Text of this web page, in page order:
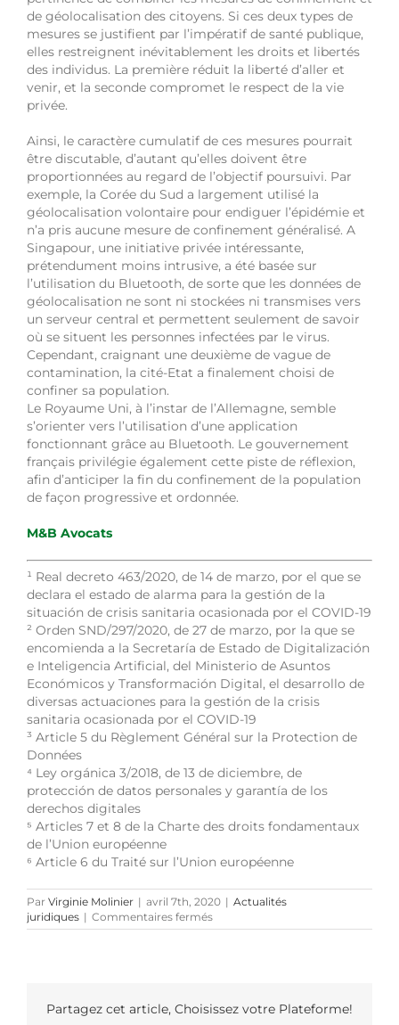
de géolocalisation des citoyens. Si ces deux types de
mesures se justifient par l’impératif de santé publique,
elles restreignent inévitablement les droits et libertés
des individus. La première réduit la liberté d’aller et
venir, et la seconde compromet le respect de la vie
privée.
Ainsi, le caractère cumulatif de ces mesures pourrait
être discutable, d’autant qu’elles doivent être
proportionnées au regard de l’objectif poursuivi. Par
exemple, la Corée du Sud a largement utilisé la
géolocalisation volontaire pour endiguer l’épidémie et
n’a pris aucune mesure de confinement généralisé. A
Singapour, une initiative privée intéressante,
prétendument moins intrusive, a été basée sur
l’utilisation du Bluetooth, de sorte que les données de
géolocalisation ne sont ni stockées ni transmises vers
un serveur central et permettent seulement de savoir
où se situent les personnes infectées par le virus.
Cependant, craignant une deuxième de vague de
contamination, la cité-Etat a finalement choisi de
confiner sa population.
Le Royaume Uni, à l’instar de l’Allemagne, semble
s’orienter vers l’utilisation d’une application
fonctionnant grâce au Bluetooth. Le gouvernement
français privilégie également cette piste de réflexion,
afin d’anticiper la fin du confinement de la population
de façon progressive et ordonnée.
M&B Avocats
¹ Real decreto 463/2020, de 14 de marzo, por el que se
declara el estado de alarma para la gestión de la
situación de crisis sanitaria ocasionada por el COVID-19
² Orden SND/297/2020, de 27 de marzo, por la que se
encomienda a la Secretaría de Estado de Digitalización
e Inteligencia Artificial, del Ministerio de Asuntos
Económicos y Transformación Digital, el desarrollo de
diversas actuaciones para la gestión de la crisis
sanitaria ocasionada por el COVID-19
³ Article 5 du Règlement Général sur la Protection de
Données
⁴ Ley orgánica 3/2018, de 13 de diciembre, de
protección de datos personales y garantía de los
derechos digitales
⁵ Articles 7 et 8 de la Charte des droits fondamentaux
de l’Union européenne
⁶ Article 6 du Traité sur l’Union européenne
Par Virginie Molinier | avril 7th, 2020 | Actualités
juridiques | Commentaires ferméssur
Nouvel
la
Partagez cet article, Choisissez votre Plateforme!